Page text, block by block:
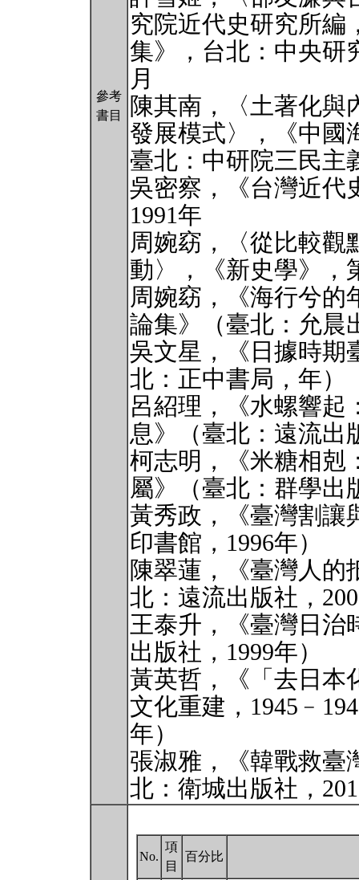
參考
書目
究院近代史研究所編
集》，台北：中央研
月
陳其南，〈土著化與
發展模式〉，《中國
臺北：中研院三民主
吳密察，《台灣近代
1991年
周婉窈，〈從比較觀
動〉，《新史學》，
周婉窈，《海行兮的
論集》（臺北：允晨
吳文星，《日據時期
北：正中書局，年）
呂紹理，《水螺響起
息》（臺北：遠流出
柯志明，《米糖相剋
屬》（臺北：群學出
黃秀政，《臺灣割讓
印書館，1996年）
陳翠蓮，《臺灣人的
北：遠流出版社，
王泰升，《臺灣日治
出版社，1999年）
黃英哲，《「去日本
文化重建，
年）
張淑雅，《韓戰救臺
北：衛城出版社，
No.
項
目
百分比